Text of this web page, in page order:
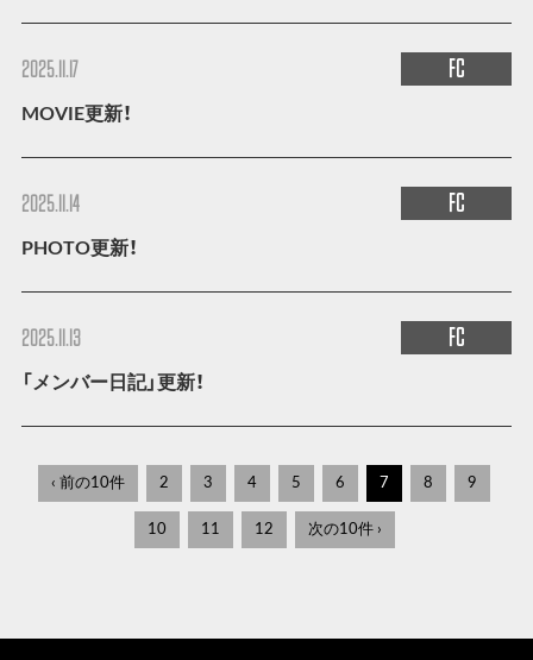
2025.11.17 FC
MOVIE更新！
2025.11.14 FC
PHOTO更新！
2025.11.13 FC
「メンバー日記」更新！
‹ 前の10件 2 3 4 5 6 7 8 9
10 11 12 次の10件 ›